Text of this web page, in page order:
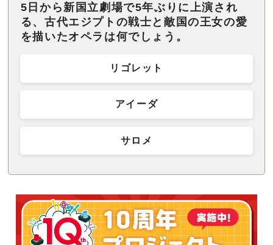
5日から新国立劇場で5年ぶりに上演され
る、古代エジプトの戦士と敵国の王女の愛
を描いたオペラは何でしょう。
リゴレット
アイーダ
サロメ